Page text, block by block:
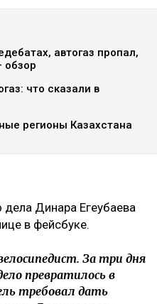
автогаз пропал,
обзор
что сказали в
регионы Казахстана
Динара Егеубаева
в фейсбуке.
За три дня
превратилось в
требовал дать